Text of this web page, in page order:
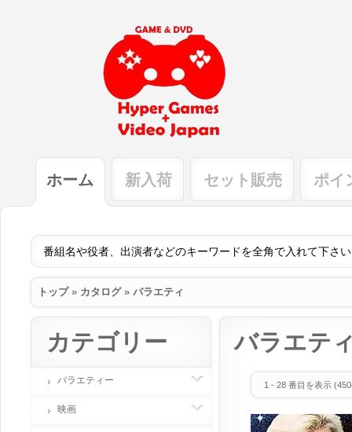
ホーム 新入荷 セット販売 ポイ
トップ» カタログ» バラエティ
バラエテ
1 - 28 番目を表示 (
カテゴリー
バラエティー
映画